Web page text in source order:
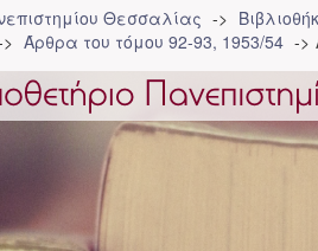
Θεσσαλίας
Άρθρα του τόμου 92-93, 1953/54